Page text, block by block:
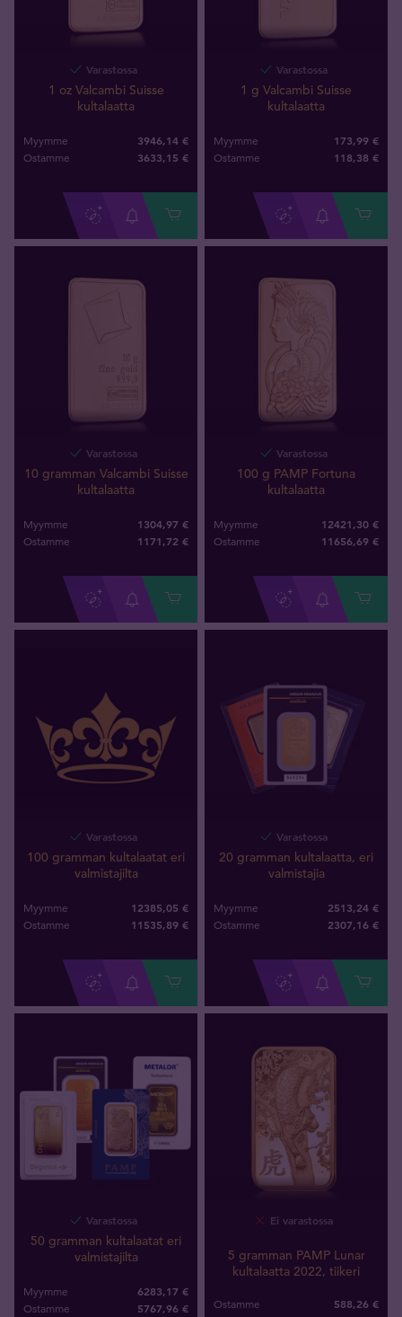
Varastossa
1 oz Valcambi Suisse
kultalaatta
Myymme 3946,14 €
Ostamme 3633,15 €
Varastossa
1 g Valcambi Suisse
kultalaatta
Myymme 173,99 €
Ostamme 118,38 €
Varastossa
10 gramman Valcambi Suisse
kultalaatta
Myymme 1304,97 €
Ostamme 1171,72 €
Varastossa
100 g PAMP Fortuna
kultalaatta
Myymme 12421,30 €
Ostamme 11656,69 €
Varastossa
100 gramman kultalaatat eri
valmistajilta
Myymme 12385,05 €
Ostamme 11535,89 €
Varastossa
20 gramman kultalaatta, eri
valmistajia
Myymme 2513,24 €
Ostamme 2307,16 €
Varastossa
50 gramman kultalaatat eri
valmistajilta
Myymme 6283,17 €
Ostamme 5767,96 €
Ei varastossa
5 gramman PAMP Lunar
kultalaatta 2022, tiikeri
Ostamme 588,26 €